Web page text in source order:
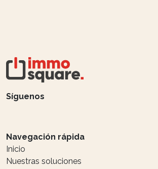
Síguenos
Navegación rápida
Inicio
Nuestras soluciones